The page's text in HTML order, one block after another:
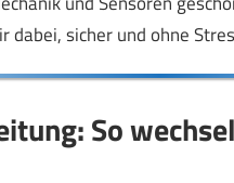
sicher und ohne
So